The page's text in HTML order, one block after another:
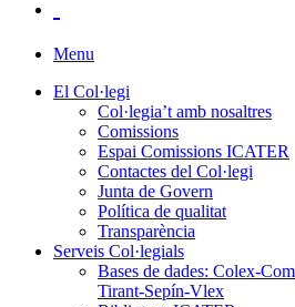
Menu
El Col·legi
Col·legia’t amb nosaltres
Comissions
Espai Comissions ICATER
Contactes del Col·legi
Junta de Govern
Política de qualitat
Transparència
Serveis Col·legials
Bases de dades: Colex-
Tirant-Sepín-Vlex